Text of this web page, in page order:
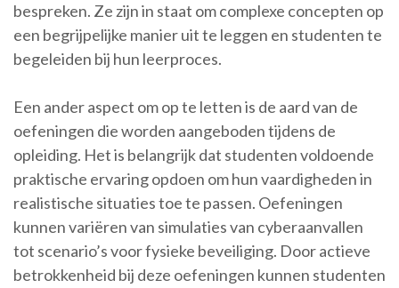
bespreken. Ze zijn in staat om complexe concepten op
een begrijpelijke manier uit te leggen en studenten te
begeleiden bij hun leerproces.
Een ander aspect om op te letten is de aard van de
oefeningen die worden aangeboden tijdens de
opleiding. Het is belangrijk dat studenten voldoende
praktische ervaring opdoen om hun vaardigheden in
realistische situaties toe te passen. Oefeningen
kunnen variëren van simulaties van cyberaanvallen
tot scenario’s voor fysieke beveiliging. Door actieve
betrokkenheid bij deze oefeningen kunnen studenten